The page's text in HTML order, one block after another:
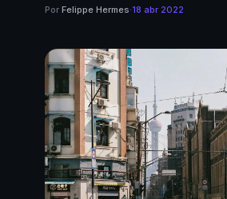
Por Felippe Hermes·18 abr 2022